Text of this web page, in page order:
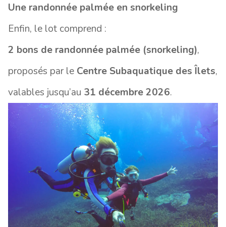
Une randonnée palmée en snorkeling
Enfin, le lot comprend :
2 bons de randonnée palmée (snorkeling),
proposés par le Centre Subaquatique des Îlets,
valables jusqu’au 31 décembre 2026.